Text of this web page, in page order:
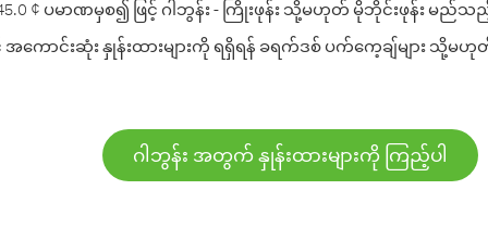
¢ ပမာဏမှစ၍ ဖြင့် ဂါဘွန်း - ကြိုးဖုန်း သို့မဟုတ် မိုဘိုင်းဖုန်း မည်သ
ောင်းဆုံး နှုန်းထားများကို ရရှိရန် ခရက်ဒစ် ပက်ကေ့ချ်များ သို့
ဂါဘွန်း အတွက် နှုန်းထားများကို ကြည့်ပါ